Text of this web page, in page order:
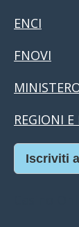
ENCI
FNOVI
REGIONI
Iscriviti